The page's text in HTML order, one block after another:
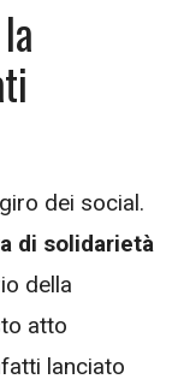
dei social.
di solidarietà
della
atto
lanciato